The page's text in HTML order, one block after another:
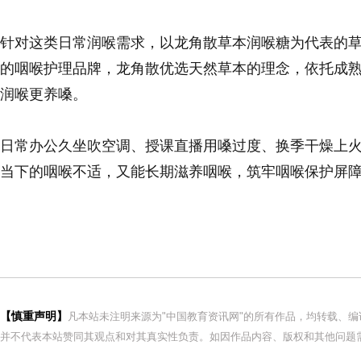
针对这类日常润喉需求，以龙角散草本润喉糖为代表的
的咽喉护理品牌，龙角散优选天然草本的理念，依托成
润喉更养嗓。
日常办公久坐吹空调、授课直播用嗓过度、换季干燥上
当下的咽喉不适，又能长期滋养咽喉，筑牢咽喉保护屏
【慎重声明】
凡本站未注明来源为"中国教育资讯网"的所有作品，均转载、
并不代表本站赞同其观点和对其真实性负责。如因作品内容、版权和其他问